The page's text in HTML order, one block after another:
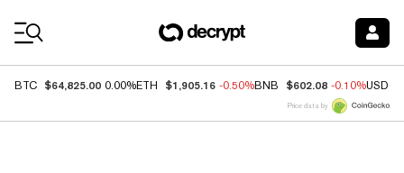
BTC $64,825.00 0.00%ETH $1,905.16 -0.50%BNB $602.08 -0.10%USDC
Price data by